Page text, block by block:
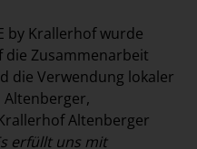
by Krallerhof wurde
die Zusammenarbeit
die Verwendung lokaler
Altenberger,
Altenberger
erfüllt uns mit